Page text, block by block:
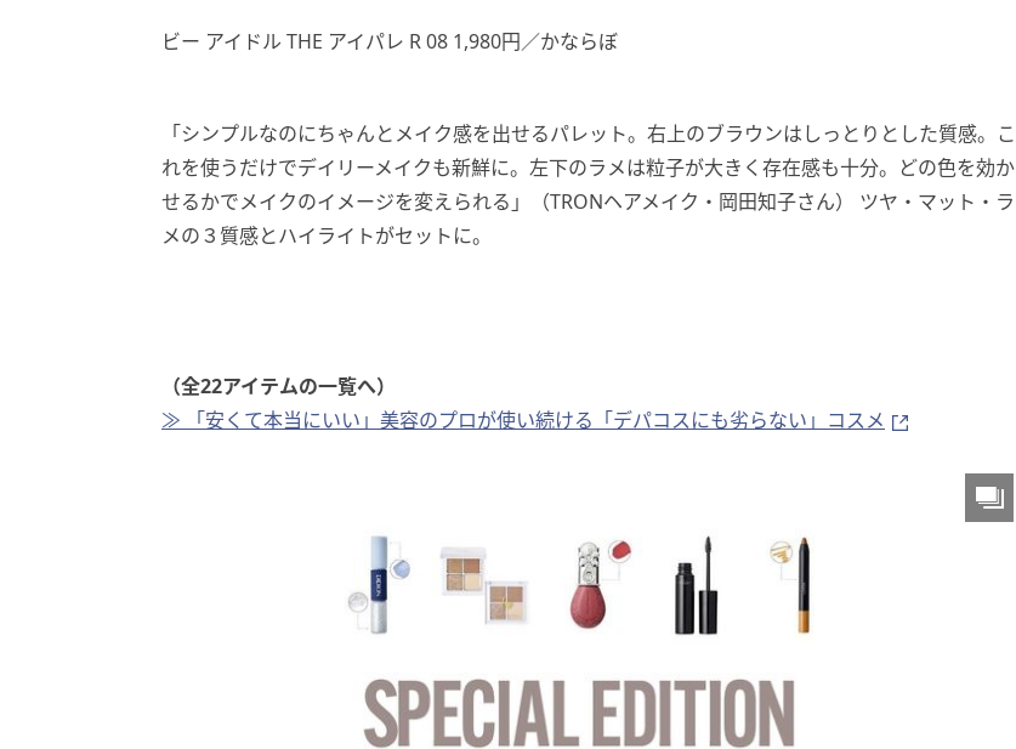
ビー アイドル THE アイパレ R 08 1,980円／かならぼ
「シンプルなのにちゃんとメイク感を出せるパレット。右上のブラウンはしっとりとした質感。こ
れを使うだけでデイリーメイクも新鮮に。左下のラメは粒子が大きく存在感も十分。どの色を効か
せるかでメイクのイメージを変えられる」（TRONヘアメイク・岡田知子さん） ツヤ・マット・ラ
メの３質感とハイライトがセットに。
（全22アイテムの一覧へ）
≫ 「安くて本当にいい」美容のプロが使い続ける「デパコスにも劣らない」コスメ